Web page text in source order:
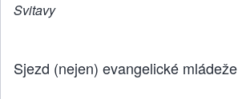
Svitavy
Sjezd (nejen) evangelické mládeže